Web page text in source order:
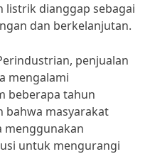
listrik dianggap sebagai
dan berkelanjutan.
penjualan
mengalami
beberapa tahun
bahwa masyarakat
menggunakan
untuk mengurangi